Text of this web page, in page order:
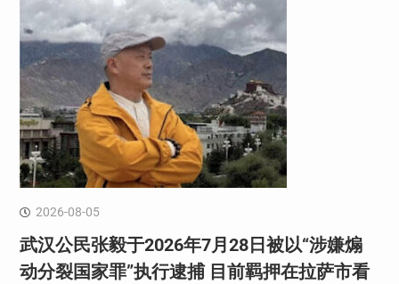
2026-08-05
武汉公民张毅于2026年7月28日被以“涉嫌煽
动分裂国家罪”执行逮捕 目前羁押在拉萨市看